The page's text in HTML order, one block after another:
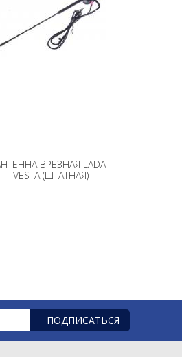
ВРЕЗНАЯ LADA
VESTA (ШТАТНАЯ)
ПОДПИСАТЬСЯ